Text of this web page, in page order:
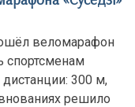
веломарафон
спортсменам
300 м,
решило